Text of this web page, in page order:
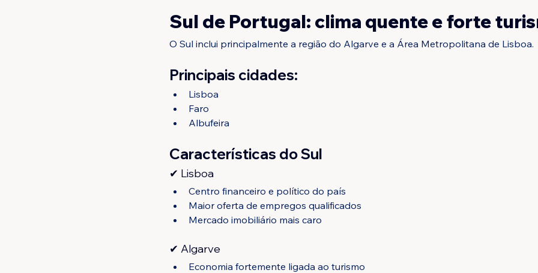
Sul de Portugal: clima quente e forte
O Sul inclui principalmente a região do Algarve e a Área Metropolitana de Lisboa.
Principais cidades:
Lisboa
Faro
Albufeira
Características do Sul
✔ Lisboa
Centro financeiro e político do país
Maior oferta de empregos qualificados
Mercado imobiliário mais caro
✔ Algarve
Economia fortemente ligada ao turismo